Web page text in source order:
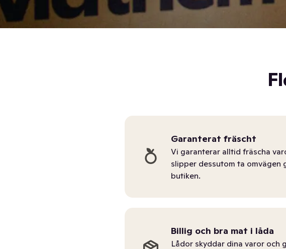
Garanterat fräscht
Vi garanterar alltid fräscha
slipper dessutom ta omvägen
butiken.
Billig och bra mat i låda
Lådor skyddar dina varor och